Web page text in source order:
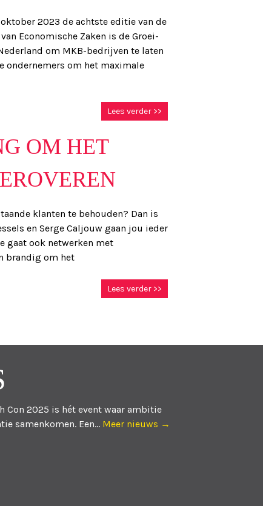
2023 de achtste editie van de
Economische Zaken is de Groei-
om MKB-bedrijven te laten
ondernemers om het maximale
Lees verder >>
OM HET
klanten te behouden? Dan is
en Serge Caljouw gaan jou ieder
gaat ook netwerken met
brandig om het
Lees verder >>
Con 2025 is hét event waar ambitie
samenkomen. Een... Meer nieuws →